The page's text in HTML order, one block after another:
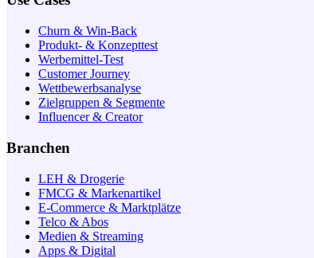
Churn & Win-Back
Produkt- & Konzepttest
Werbemittel-Test
Customer Journey
Wettbewerbsanalyse
Zielgruppen & Segmente
Influencer & Creator
Branchen
LEH & Drogerie
FMCG & Markenartikel
E-Commerce & Marktplätze
Telco & Abos
Medien & Streaming
Apps & Digital